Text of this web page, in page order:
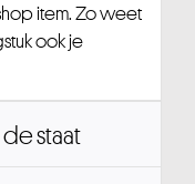
item. Zo weet
ook je
staat